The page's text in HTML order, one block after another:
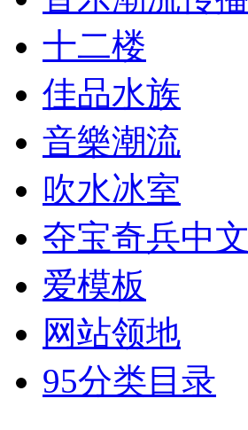
十二楼
佳品水族
音樂潮流
吹水冰室
夺宝奇兵中
爱模板
网站领地
95分类目录